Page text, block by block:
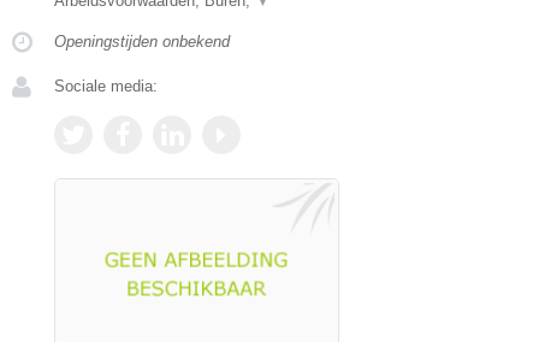
Openingstijden onbekend
Sociale media: